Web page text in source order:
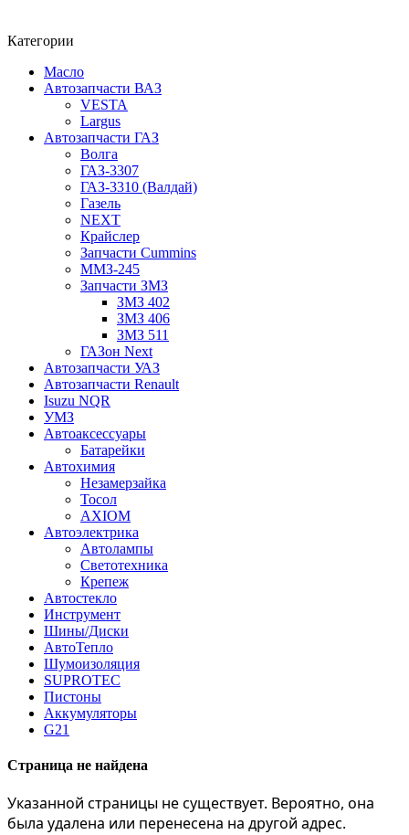
Категории
Масло
Автозапчасти ВАЗ
VESTA
Largus
Автозапчасти ГАЗ
Волга
ГАЗ-3307
ГАЗ-3310 (Валдай)
Газель
NEXT
Крайслер
Запчасти Cummins
ММЗ-245
Запчасти ЗМЗ
ЗМЗ 402
ЗМЗ 406
ЗМЗ 511
ГАЗон Next
Автозапчасти УАЗ
Автозапчасти Renault
Isuzu NQR
УМЗ
Автоаксессуары
Батарейки
Автохимия
Незамерзайка
Тосол
AXIOM
Автоэлектрика
Автолампы
Светотехника
Крепеж
Автостекло
Инструмент
Шины/Диски
АвтоТепло
Шумоизоляция
SUPROTEC
Пистоны
Аккумуляторы
G21
Страница не найдена
Указанной страницы не существует. Вероятно, она
была удалена или перенесена на другой адрес.